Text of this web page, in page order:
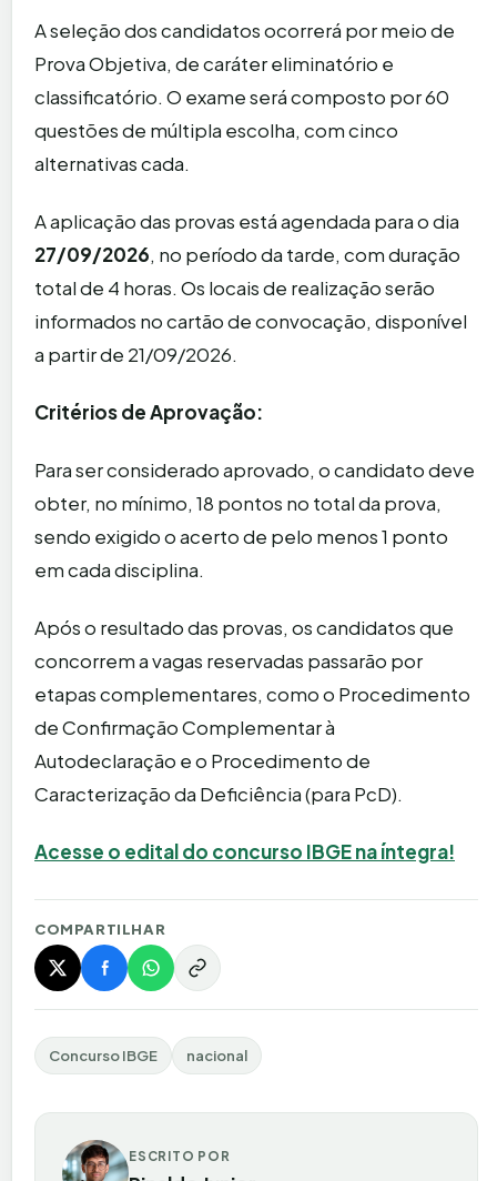
A seleção dos candidatos ocorrerá por meio de
Prova Objetiva, de caráter eliminatório e
classificatório. O exame será composto por 60
questões de múltipla escolha, com cinco
alternativas cada.
A aplicação das provas está agendada para o dia
27/09/2026, no período da tarde, com duração
total de 4 horas. Os locais de realização serão
informados no cartão de convocação, disponível
a partir de 21/09/2026.
Critérios de Aprovação:
Para ser considerado aprovado, o candidato deve
obter, no mínimo, 18 pontos no total da prova,
sendo exigido o acerto de pelo menos 1 ponto
em cada disciplina.
Após o resultado das provas, os candidatos que
concorrem a vagas reservadas passarão por
etapas complementares, como o Procedimento
de Confirmação Complementar à
Autodeclaração e o Procedimento de
Caracterização da Deficiência (para PcD).
Acesse o edital do concurso IBGE na íntegra!
COMPARTILHAR
Concurso IBGE nacional
ESCRITO POR